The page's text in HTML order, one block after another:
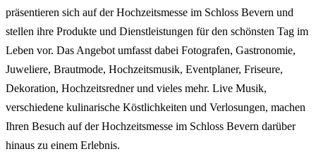
präsentieren sich auf der Hochzeitsmesse im Schloss Bevern und
stellen ihre Produkte und Dienstleistungen für den schönsten Tag im
Leben vor. Das Angebot umfasst dabei Fotografen, Gastronomie,
Juweliere, Brautmode, Hochzeitsmusik, Eventplaner, Friseure,
Dekoration, Hochzeitsredner und vieles mehr. Live Musik,
verschiedene kulinarische Köstlichkeiten und Verlosungen, machen
Ihren Besuch auf der Hochzeitsmesse im Schloss Bevern darüber
hinaus zu einem Erlebnis.